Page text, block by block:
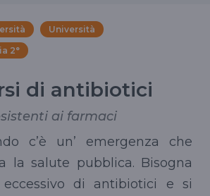
Università
2°
di antibiotici
ai farmaci
c’è un’ emergenza che
la salute pubblica. Bisogna
di antibiotici e si